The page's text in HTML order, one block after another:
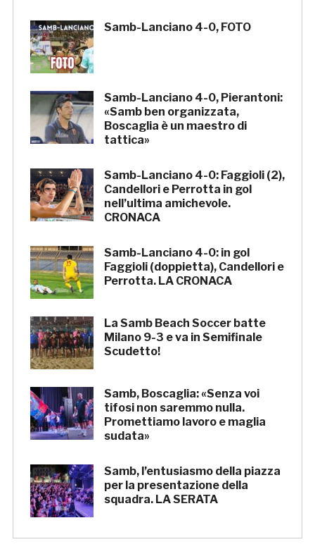
Samb-Lanciano 4-0, FOTO
Samb-Lanciano 4-0, Pierantoni:
«Samb ben organizzata,
Boscaglia è un maestro di
tattica»
Samb-Lanciano 4-0: Faggioli (2),
Candellori e Perrotta in gol
nell’ultima amichevole.
CRONACA
Samb-Lanciano 4-0: in gol
Faggioli (doppietta), Candellori e
Perrotta. LA CRONACA
La Samb Beach Soccer batte
Milano 9-3 e va in Semifinale
Scudetto!
Samb, Boscaglia: «Senza voi
tifosi non saremmo nulla.
Promettiamo lavoro e maglia
sudata»
Samb, l’entusiasmo della piazza
per la presentazione della
squadra. LA SERATA